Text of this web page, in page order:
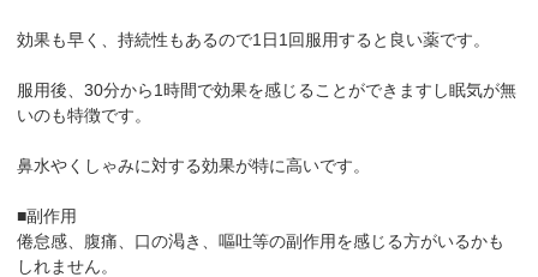
効果も早く、持続性もあるので1日1回服用すると良い薬です。
服用後、30分から1時間で効果を感じることができますし眠気が無
いのも特徴です。
鼻水やくしゃみに対する効果が特に高いです。
■副作用
倦怠感、腹痛、口の渇き、嘔吐等の副作用を感じる方がいるかも
しれません。